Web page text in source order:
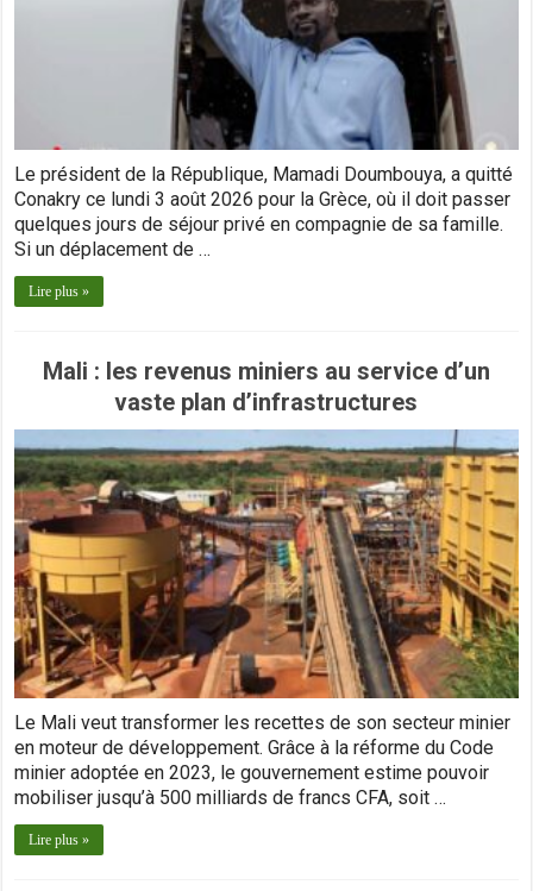
Le président de la République, Mamadi Doumbouya, a quitté
Conakry ce lundi 3 août 2026 pour la Grèce, où il doit passer
quelques jours de séjour privé en compagnie de sa famille.
Si un déplacement de …
Lire plus »
Mali : les revenus miniers au service d’un
vaste plan d’infrastructures
Le Mali veut transformer les recettes de son secteur minier
en moteur de développement. Grâce à la réforme du Code
minier adoptée en 2023, le gouvernement estime pouvoir
mobiliser jusqu’à 500 milliards de francs CFA, soit …
Lire plus »